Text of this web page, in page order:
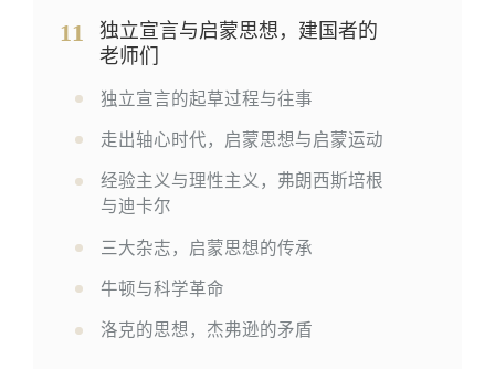
11
独立宣言与启蒙思想，建国者的
老师们
独立宣言的起草过程与往事
走出轴心时代，启蒙思想与启蒙运动
经验主义与理性主义，弗朗西斯培根
与迪卡尔
三大杂志，启蒙思想的传承
牛顿与科学革命
洛克的思想，杰弗逊的矛盾